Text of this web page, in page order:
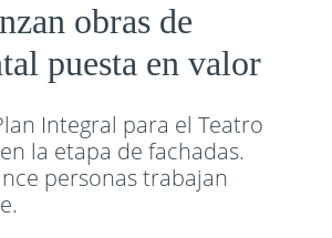
obras de
puesta en valor
Integral para el Teatro
la etapa de fachadas.
personas trabajan